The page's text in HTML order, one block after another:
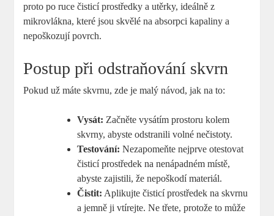
proto po ruce čisticí prostředky a utěrky, ideálně z
mikrovlákna, které jsou skvělé na absorpci kapaliny a
nepoškozují povrch.
Postup při odstraňování skvrn
Pokud už máte skvrnu, zde je malý návod, jak na to:
Vysát: Začněte vysátím prostoru kolem
skvrny, abyste odstranili volné nečistoty.
Testování: Nezapomeňte nejprve otestovat
čisticí prostředek na nenápadném místě,
abyste zajistili, že nepoškodí materiál.
Čistit: Aplikujte čisticí prostředek na skvrnu
a jemně ji vtírejte. Ne třete, protože to může